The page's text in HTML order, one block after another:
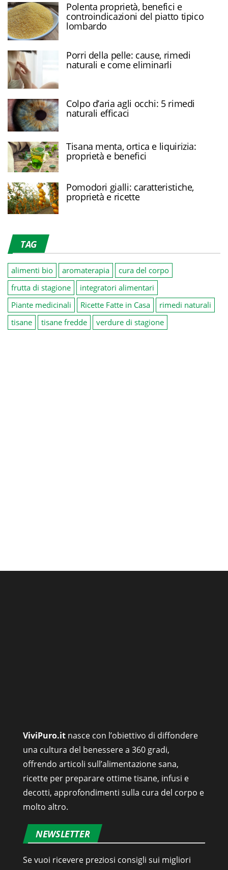
Polenta proprietà, benefici e
controindicazioni del piatto tipico
lombardo
Porri della pelle: cause, rimedi
naturali e come eliminarli
Colpo d’aria agli occhi: 5 rimedi
naturali efficaci
Tisana menta, ortica e liquirizia:
proprietà e benefici
Pomodori gialli: caratteristiche,
proprietà e ricette
TAG
alimenti bio aromaterapia
cura del corpo
frutta di stagione
integratori alimentari
Piante medicinali
Ricette Fatte in Casa
rimedi naturali
tisane
tisane fredde verdure di stagione
ViviPuro.it nasce con l’obiettivo di diffondere
una cultura del benessere a 360 gradi,
offrendo articoli sull’alimentazione sana,
ricette per preparare ottime tisane, infusi e
decotti, approfondimenti sulla cura del corpo e
molto altro.
NEWSLETTER
Se vuoi ricevere preziosi consigli sui migliori